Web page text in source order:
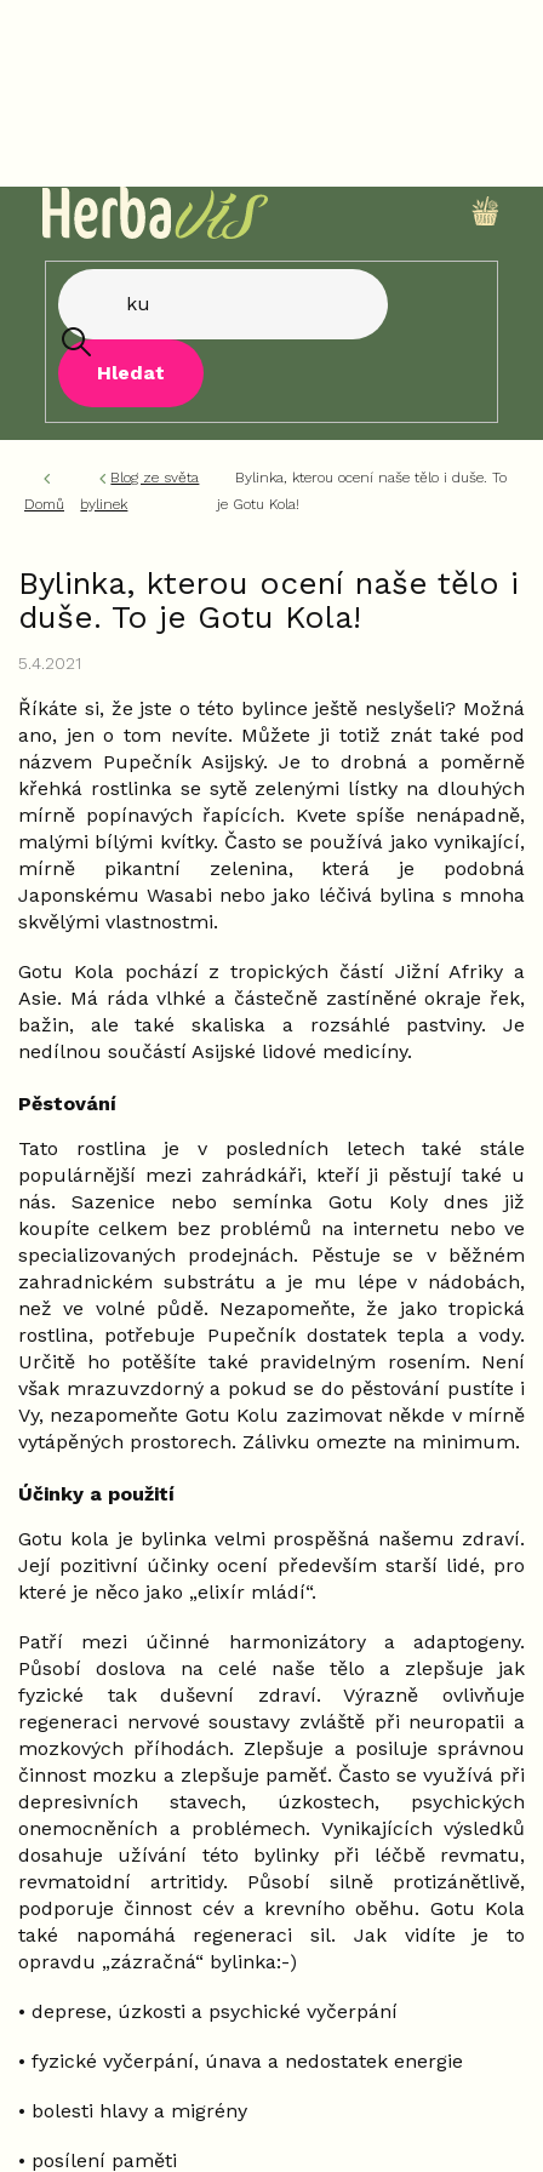
Hledat
Domů
Blog ze světa
bylinek
Bylinka, kterou ocení naše tělo i duše. To
je Gotu Kola!
Bylinka, kterou ocení naše tělo i
duše. To je Gotu Kola!
5.4.2021
Říkáte si, že jste o této bylince ještě neslyšeli? Možná
ano, jen o tom nevíte. Můžete ji totiž znát také pod
názvem Pupečník Asijský. Je to drobná a poměrně
křehká rostlinka se sytě zelenými lístky na dlouhých
mírně popínavých řapících. Kvete spíše nenápadně,
malými bílými kvítky. Často se používá jako vynikající,
mírně pikantní zelenina, která je podobná
Japonskému Wasabi nebo jako léčivá bylina s mnoha
skvělými vlastnostmi.
Gotu Kola pochází z tropických částí Jižní Afriky a
Asie. Má ráda vlhké a částečně zastíněné okraje řek,
bažin, ale také skaliska a rozsáhlé pastviny. Je
nedílnou součástí Asijské lidové medicíny.
Pěstování
Tato rostlina je v posledních letech také stále
populárnější mezi zahrádkáři, kteří ji pěstují také u
nás. Sazenice nebo semínka Gotu Koly dnes již
koupíte celkem bez problémů na internetu nebo ve
specializovaných prodejnách. Pěstuje se v běžném
zahradnickém substrátu a je mu lépe v nádobách,
než ve volné půdě. Nezapomeňte, že jako tropická
rostlina, potřebuje Pupečník dostatek tepla a vody.
Určitě ho potěšíte také pravidelným rosením. Není
však mrazuvzdorný a pokud se do pěstování pustíte i
Vy, nezapomeňte Gotu Kolu zazimovat někde v mírně
vytápěných prostorech. Zálivku omezte na minimum.
Účinky a použití
Gotu kola je bylinka velmi prospěšná našemu zdraví.
Její pozitivní účinky ocení především starší lidé, pro
které je něco jako „elixír mládí“.
Patří mezi účinné harmonizátory a adaptogeny.
Působí doslova na celé naše tělo a zlepšuje jak
fyzické tak duševní zdraví. Výrazně ovlivňuje
regeneraci nervové soustavy zvláště při neuropatii a
mozkových příhodách. Zlepšuje a posiluje správnou
činnost mozku a zlepšuje paměť. Často se využívá při
depresivních stavech, úzkostech, psychických
onemocněních a problémech. Vynikajících výsledků
dosahuje užívání této bylinky při léčbě revmatu,
revmatoidní artritidy. Působí silně protizánětlivě,
podporuje činnost cév a krevního oběhu. Gotu Kola
také napomáhá regeneraci sil. Jak vidíte je to
opravdu „zázračná“ bylinka:-)
• deprese, úzkosti a psychické vyčerpání
• fyzické vyčerpání, únava a nedostatek energie
• bolesti hlavy a migrény
• posílení paměti